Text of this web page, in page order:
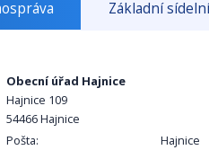
Základní
Obecní úřad Hajnice
Hajnice 109
54466 Hajnice
Pošta:
Hajnice